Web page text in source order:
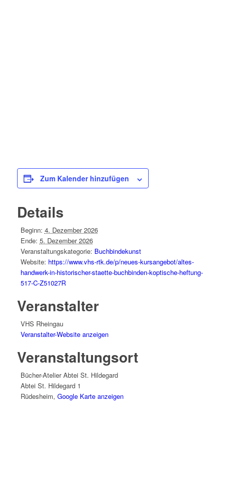
Zum Kalender hinzufügen
Details
Beginn: 4. Dezember 2026
Ende: 5. Dezember 2026
Veranstaltungskategorie: Buchbindekunst
Website: https://www.vhs-rtk.de/p/neues-kursangebot/altes-
handwerk-in-historischer-staette-buchbinden-koptische-heftung-
517-C-Z51027R
Veranstalter
VHS Rheingau
Veranstalter-Website anzeigen
Veranstaltungsort
Bücher-Atelier Abtei St. Hildegard
Abtei St. Hildegard 1
Rüdesheim, Google Karte anzeigen